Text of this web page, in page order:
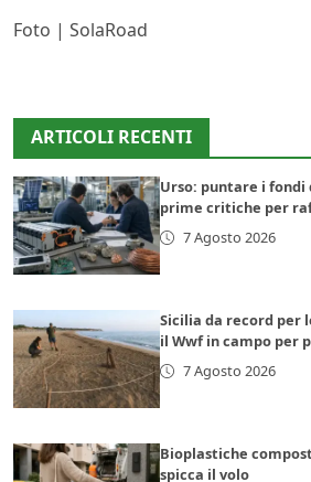
Foto | SolaRoad
ARTICOLI RECENTI
Urso: puntare i
prime critiche per
7 Agosto 2026
Sicilia da record per
il Wwf in campo per
7 Agosto 2026
Bioplastiche
spicca il volo